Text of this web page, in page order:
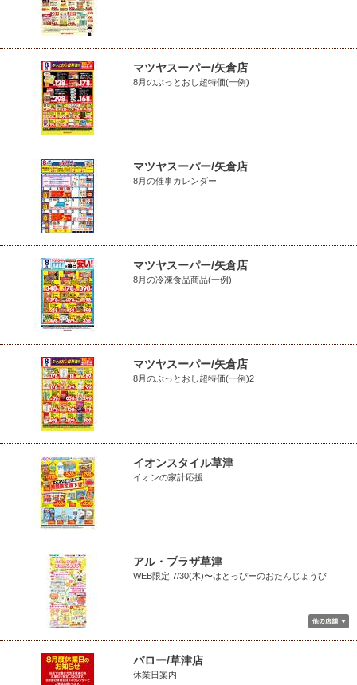
マツヤスーパー/矢倉店
8月のぶっとおし超特価(一例)
マツヤスーパー/矢倉店
8月の催事カレンダー
マツヤスーパー/矢倉店
8月の冷凍食品商品(一例)
マツヤスーパー/矢倉店
8月のぶっとおし超特価(一例)2
イオンスタイル草津
イオンの家計応援
アル・プラザ草津
WEB限定 7/30(木)〜はとっぴーのおたんじょうび
バロー/草津店
休業日案内